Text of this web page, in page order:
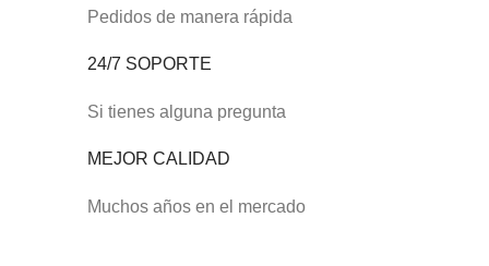
Pedidos de manera rápida
24/7 SOPORTE
Si tienes alguna pregunta
MEJOR CALIDAD
Muchos años en el mercado